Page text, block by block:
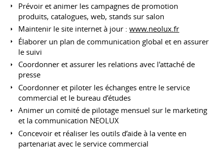
Prévoir et animer les campagnes de promotion
produits, catalogues, web, stands sur salon
Maintenir le site internet à jour :www.neolux.fr
Élaborer un plan de communication global et en assurer
le suivi
Coordonner et assurer les relations avec l'attaché de
presse
Coordonner et piloter les échanges entre le service
commercial et le bureau d’études
Animer un comité de pilotage mensuel sur le marketing
et la communication NEOLUX
Concevoir et réaliser les outils d’aide à la vente en
partenariat avec le service commercial